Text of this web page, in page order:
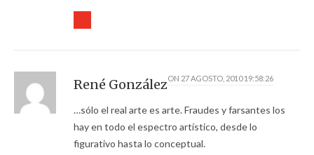
René GonzálezON 27 AGOSTO, 2010 19:58:26
…sólo el real arte es arte. Fraudes y farsantes los
hay en todo el espectro artístico, desde lo
figurativo hasta lo conceptual.